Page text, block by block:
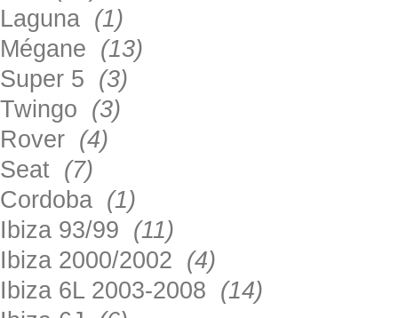
Laguna (1)
Mégane (13)
Super 5 (3)
Twingo (3)
Rover (4)
Seat (7)
Cordoba (1)
Ibiza 93/99 (11)
Ibiza 2000/2002 (4)
Ibiza 6L 2003-2008 (14)